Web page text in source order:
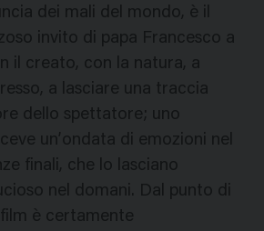
dei mali del mondo, è il
invito di papa Francesco a
il creato, con la natura, a
a lasciare una traccia
dello spettatore; uno
un’ondata di emozioni nel
finali, che lo lasciano
nel domani. Dal punto di
è certamente